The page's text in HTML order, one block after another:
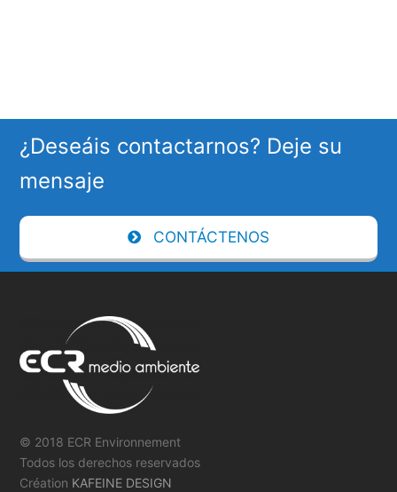
¿Deseáis contactarnos? Deje su
mensaje
CONTÁCTENOS
© 2018 ECR Environnement
Todos los derechos reservados
Création KAFEINE DESIGN